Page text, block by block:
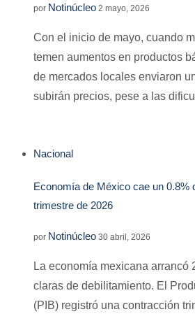
por Notinúcleo 2 mayo, 2026
Con el inicio de mayo, cuando
temen aumentos en productos
de mercados locales enviaron
subirán precios, pese a las
Nacional
Economía de México cae un 0.8%
trimestre de 2026
por Notinúcleo 30 abril, 2026
La economía mexicana arrancó
claras de debilitamiento. El
(PIB) registró una contracción